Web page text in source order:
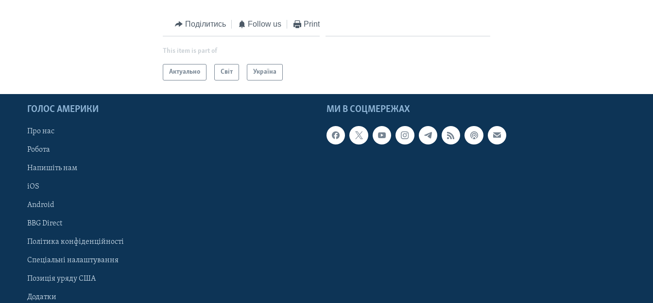
Learning English
МИ В СОЦМЕРЕЖАХ
Поділитись Follow us Print
This item is part of
Актуально Світ Україна
МИ В СОЦМЕРЕЖАХ
ГОЛОС АМЕРИКИ
Про нас
Робота
Напишіть нам
iOS
Android
BBG Direct
Політика конфіденційності
Спеціальні налаштування
Позиція уряду США
Додатки